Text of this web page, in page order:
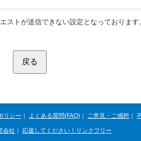
ストが送信できない設定となっております
リシー よくある質問(FAQ) ご意見・ご感想
会社 応援してください！リンクフリー